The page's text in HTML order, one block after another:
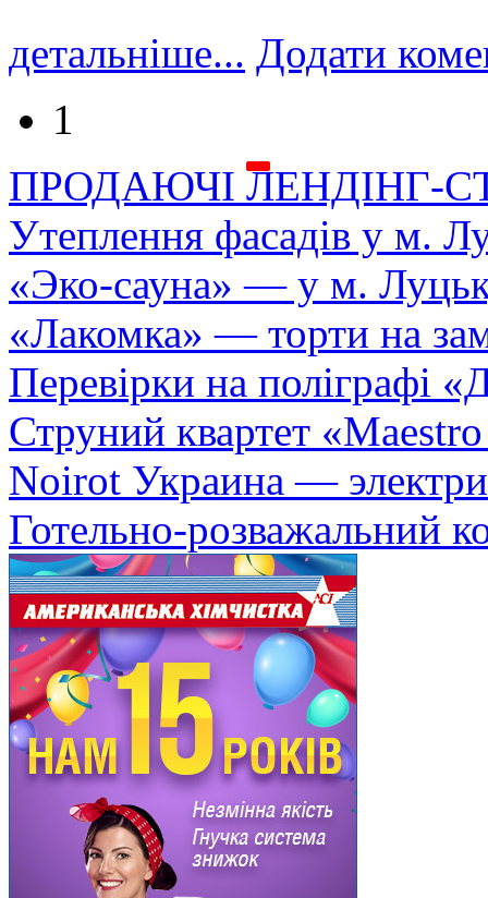
детальніше... Додати
1
ПРОДАЮЧІ ЛЕНДІНГ-
Утеплення фасадів у м.
«Эко-сауна» — у м.
«Лакомка» — торти на
Перевірки на поліграфі
Струний квартет
Noirot Украина —
Готельно-розважальний